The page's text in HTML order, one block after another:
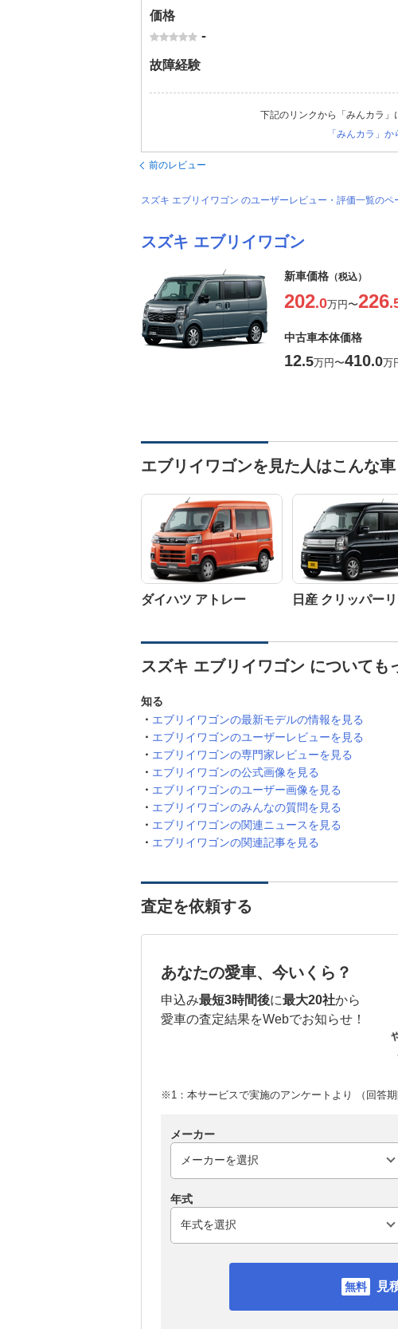
価格
-
故障経験
下記のリンクから「みんカラ」
「みんカラ」
前のレビュー
スズキ エブリイワゴン のユーザーレビュー・評価一覧のペ
スズキ エブリイワゴン
新車価格 （税込）
202.0万円〜226
中古車本体価格
12.5万円〜410.0万
エブリイワゴンを見た人はこんな
ダイハツ アトレー 日産 クリッパー
スズキ エブリイワゴン についても
知る
エブリイワゴンの最新モデルの情報を見る
エブリイワゴンのユーザーレビューを見る
エブリイワゴンの専門家レビューを見る
エブリイワゴンの公式画像を見る
エブリイワゴンのユーザー画像を見る
エブリイワゴンのみんなの質問を見る
エブリイワゴンの関連ニュースを見る
エブリイワゴンの関連記事を見る
査定を依頼する
あなたの愛車、今いくら？
申込み最短3時間後に最大20社から
愛車の査定結果をWebでお知らせ！
※1：本サービスで実施のアンケートより （回答期
メーカー
年式
見